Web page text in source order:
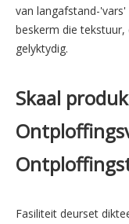
van langafstand-
beskerm die tekstuur,
gelyktydig.
Skaal
Fasiliteit deurset